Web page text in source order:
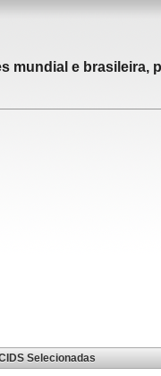
e brasileira,
Selecionadas